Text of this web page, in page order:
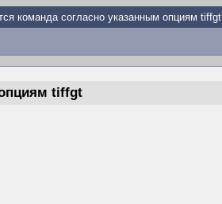
команда согласно указанным опциям tiffgt
tiffgt